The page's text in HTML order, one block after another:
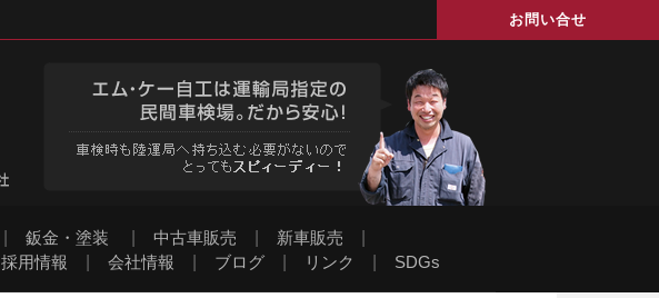
お問い合せ
鈑金・塗装 中古車販売 新車販売
採用情報 会社情報 ブログ リンク SDGs